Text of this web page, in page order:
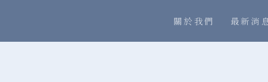
關於我們 最新消